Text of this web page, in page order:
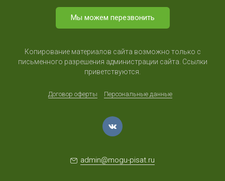
Мы можем перезвонить
Копирование материалов сайта возможно только с
письменного разрешения администрации сайта. Ссылки
приветствуются.
Договор оферты Персональные данные
admin@mogu-pisat.ru